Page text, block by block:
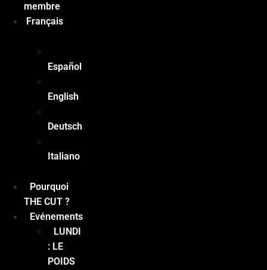
membre
Français
Español
English
Deutsch
Italiano
Pourquoi
THE CUT ?
Evénements
LUNDI
: LE
POIDS